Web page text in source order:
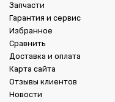
Запчасти
Гарантия и сервис
Избранное
Сравнить
Доставка и оплата
Карта сайта
Отзывы клиентов
Новости